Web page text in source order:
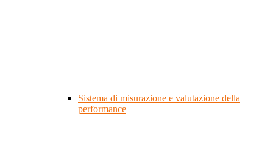
Sistema di misurazione e valutazione della
performance